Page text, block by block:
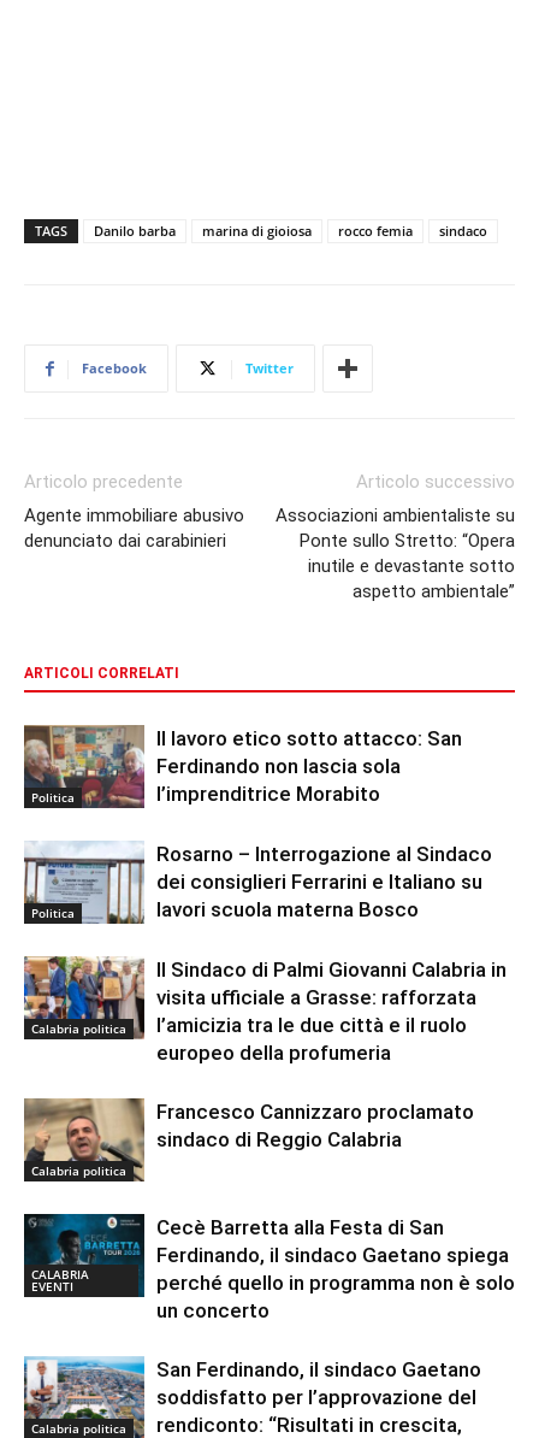
TAGS Danilo barba marina di gioiosa rocco femia sindaco
Facebook Twitter
Articolo precedente
Agente immobiliare abusivo
denunciato dai carabinieri
Articolo successivo
Associazioni ambientaliste su
Ponte sullo Stretto: “Opera
inutile e devastante sotto
aspetto ambientale”
ARTICOLI CORRELATI
Politica
Il lavoro etico sotto attacco: San
Ferdinando non lascia sola
l’imprenditrice Morabito
Politica
Rosarno – Interrogazione al Sindaco
dei consiglieri Ferrarini e Italiano su
lavori scuola materna Bosco
Calabria politica
Il Sindaco di Palmi Giovanni Calabria in
visita ufficiale a Grasse: rafforzata
l’amicizia tra le due città e il ruolo
europeo della profumeria
Calabria politica
Francesco Cannizzaro proclamato
sindaco di Reggio Calabria
CALABRIA
EVENTI
Cecè Barretta alla Festa di San
Ferdinando, il sindaco Gaetano spiega
perché quello in programma non è solo
un concerto
Calabria politica
San Ferdinando, il sindaco Gaetano
soddisfatto per l’approvazione del
rendiconto: “Risultati in crescita,